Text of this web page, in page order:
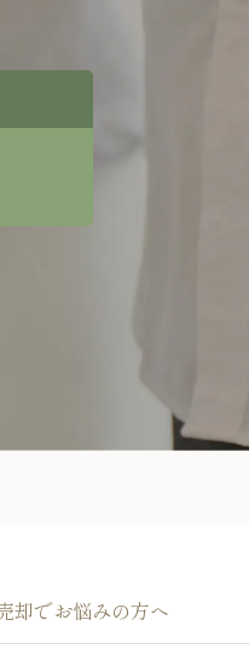
却でお悩みの方へ